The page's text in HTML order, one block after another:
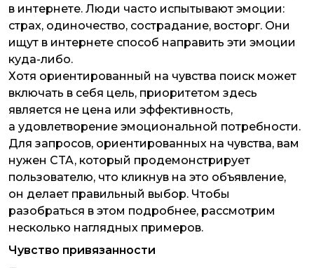
в интернете. Люди часто испытывают эмоции:
страх, одиночество, сострадание, восторг. Они
ищут в интернете способ направить эти эмоции
куда-либо.
Хотя ориентированный на чувства поиск может
включать в себя цель, приоритетом здесь
является не цена или эффективность,
а удовлетворение эмоциональной потребности.
Для запросов, ориентированных на чувства, вам
нужен CTA, который продемонстрирует
пользователю, что кликнув на это объявление,
он делает правильный выбор. Чтобы
разобраться в этом подробнее, рассмотрим
несколько наглядных примеров.
Чувство привязанности